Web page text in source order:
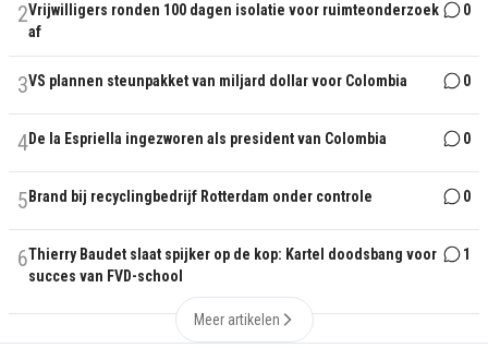
2Vrijwilligers ronden 100 dagen isolatie voor ruimteonderzoek
af
0
3VS plannen steunpakket van miljard dollar voor Colombia 0
4De la Espriella ingezworen als president van Colombia 0
5 Brand bij recyclingbedrijf Rotterdam onder controle 0
6Thierry Baudet slaat spijker op de kop: Kartel doodsbang voor
succes van FVD-school
1
Meer artikelen